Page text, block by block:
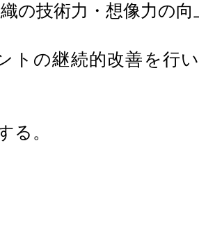
技術力・想像力の向
の継続的改善を行い
。